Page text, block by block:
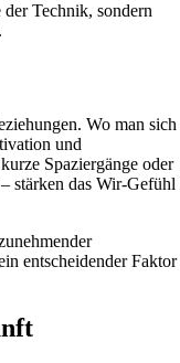
Technik, sondern
Wo man sich
und
Spaziergänge oder
stärken das Wir-Gefühl
entscheidender Faktor